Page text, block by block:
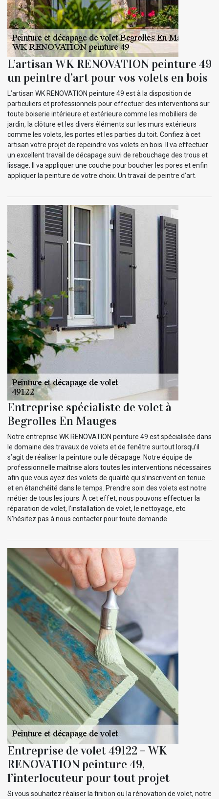
L’artisan WK RENOVATION peinture 49
un peintre d’art pour vos volets en bois
L’artisan WK RENOVATION peinture 49 est à la disposition de
particuliers et professionnels pour effectuer des interventions sur
toute boiserie intérieure et extérieure comme les mobiliers de
jardin, la clôture et les divers éléments sur les murs extérieurs
comme les volets, les portes et les parties du toit. Confiez à cet
artisan votre projet de repeindre vos volets en bois. Il va effectuer
un excellent travail de décapage suivi de rebouchage des trous et
lissage. Il va appliquer une couche pour boucher les pores et enfin
appliquer la peinture de votre choix. Un travail de peintre d’art.
Entreprise spécialiste de volet à
Begrolles En Mauges
Notre entreprise WK RENOVATION peinture 49 est spécialisée dans
le domaine des travaux de volets et de fenêtre surtout lorsqu’il
s’agit de réaliser la peinture ou le décapage. Notre équipe de
professionnelle maîtrise alors toutes les interventions nécessaires
afin que vous ayez des volets de qualité qui s’inscrivent en tenue
et en étanchéité dans le temps. Prendre soin des volets est notre
métier de tous les jours. À cet effet, nous pouvons effectuer la
réparation de volet, l’installation de volet, le nettoyage, etc.
N’hésitez pas à nous contacter pour toute demande.
Entreprise de volet 49122 – WK
RENOVATION peinture 49,
l’interlocuteur pour tout projet
Si vous souhaitez réaliser la finition ou la rénovation de volet, notre